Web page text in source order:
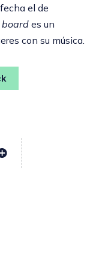
el de
boardes un
con su música.